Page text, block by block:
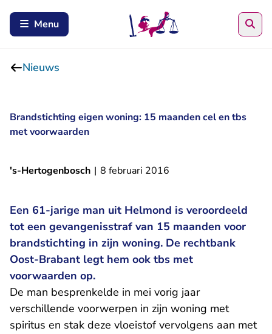
Menu
Nieuws
Brandstichting eigen woning: 15 maanden cel en tbs
met voorwaarden
's-Hertogenbosch | 8 februari 2016
Een 61-jarige man uit Helmond is veroordeeld
tot een gevangenisstraf van 15 maanden voor
brandstichting in zijn woning. De rechtbank
Oost-Brabant legt hem ook tbs met
voorwaarden op.
De man besprenkelde in mei vorig jaar
verschillende voorwerpen in zijn woning met
spiritus en stak deze vloeistof vervolgens aan met